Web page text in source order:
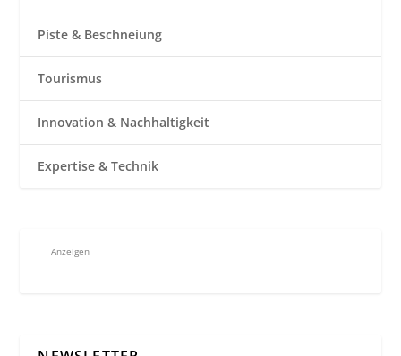
Piste & Beschneiung
Tourismus
Innovation & Nachhaltigkeit
Expertise & Technik
Anzeigen